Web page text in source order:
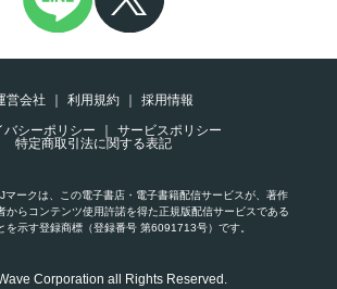
営会社 利用規約
採用情報
バシーポリシー
サービスポリシー
特定商取引法に関する表記
マークは、この電子書店・電子書籍配信サービスが、著作
からコンテンツ使用許諾を得た正規版配信サービスである
を示す登録商標（登録番号 第6091713号）です。
Corporation all Rights Reserved.